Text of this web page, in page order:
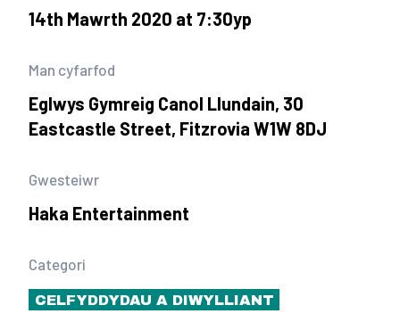
14th Mawrth 2020 at 7:30yp
Man cyfarfod
Eglwys Gymreig Canol Llundain, 30
Eastcastle Street, Fitzrovia W1W 8DJ
Gwesteiwr
Haka Entertainment
Categori
CELFYDDYDAU A DIWYLLIANT